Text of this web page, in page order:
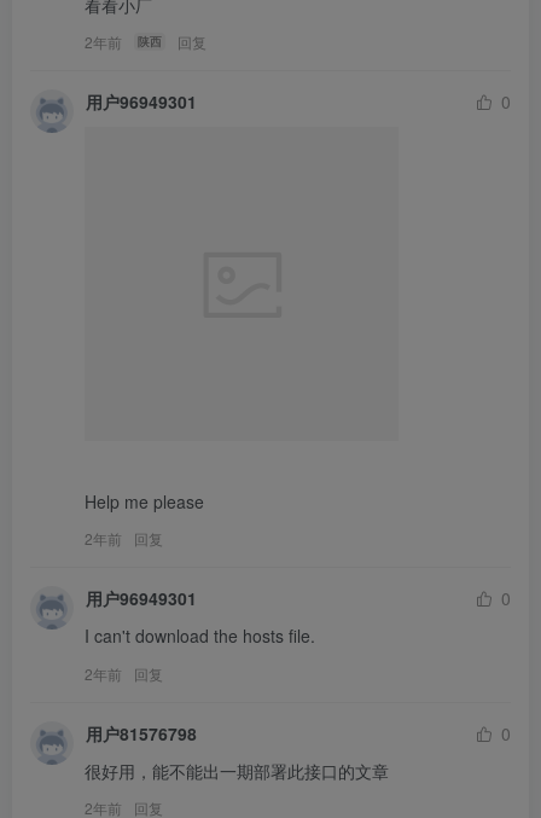
2年前 陕西 回复
用户96949301 0
Help me please
2年前 回复
用户96949301
0
I can't download the hosts file.
2年前 回复
用户81576798
0
很好用，能不能出一期部署此接口的文章
2年前 回复